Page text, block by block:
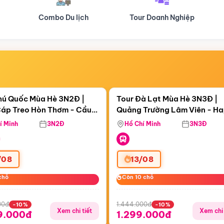
Tour Doanh Nghiệp Du lịch Hành Hương
06:25:18
Treo Hòn Thơm
Quốc Mùa Hè 3N2Đ |
Treo Hòn Thơm - Cầu
Viên Nước Aquatopia
Minh 3N2Đ
-10%
Xem chi tiết
Còn05 ngày 06:25:18
Tour Đà Lạt Mùa Hè 3N3Đ |
Quảng Trường Lâm Viên -
Hill - Puppy Farm
Hồ Chí Minh 3N3Đ
13/08
Còn 10 chỗ
Còn 10 chỗ
1.444.000đ -10%
1.299.000đ Xem